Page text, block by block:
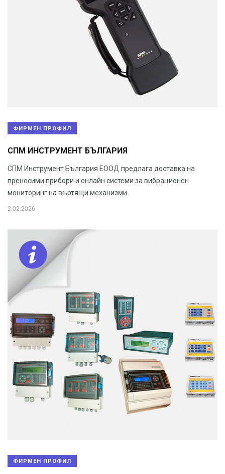
ФИРМЕН ПРОФИЛ
СПМ ИНСТРУМЕНТ БЪЛГАРИЯ
СПМ Инструмент България ЕООД предлага доставка на
преносими прибори и онлайн системи за вибрационен
мониторинг на въртящи механизми.
2.02.2026
ФИРМЕН ПРОФИЛ